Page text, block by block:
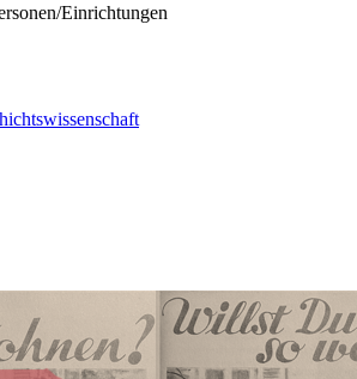
Einrichtungen